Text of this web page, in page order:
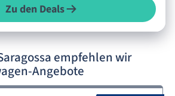
Zu den Deals
empfehlen wir
Angebote